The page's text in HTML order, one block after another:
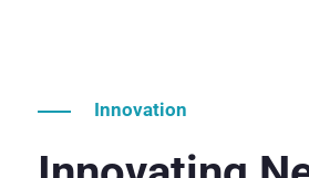
Innovation